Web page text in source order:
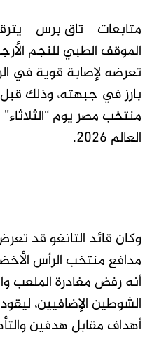
متابعات – تاق برس –
الموقف الطبي للنجم
تعرضه لإصابة قوية في
بارز في جبهته، وذلك قبل
منتخب مصر يوم
العالم 2026.
وكان قائد التانغو قد
أنه رفض مغادرة الملعب
الشوطين الإضافيين،
أهداف مقابل هدفين